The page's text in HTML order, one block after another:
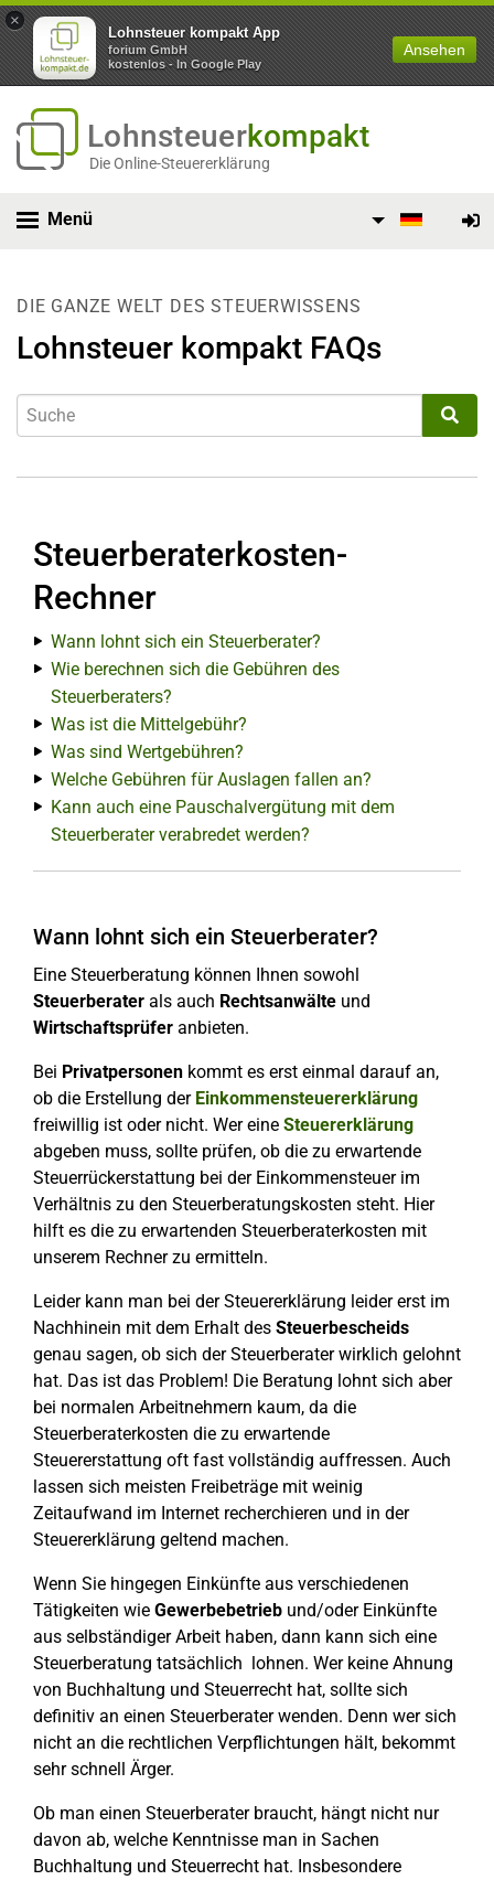
×
Lohnsteuer kompakt App
forium GmbH
kostenlos - In Google Play
Ansehen
Lohnsteuerkompakt
Die Online-Steuererklärung
Menü
DIE GANZE WELT DES STEUERWISSENS
Lohnsteuer kompakt FAQs
Steuerberaterkosten-
Rechner
Wann lohnt sich ein Steuerberater?
Wie berechnen sich die Gebühren des
Steuerberaters?
Was ist die Mittelgebühr?
Was sind Wertgebühren?
Welche Gebühren für Auslagen fallen an?
Kann auch eine Pauschalvergütung mit dem
Steuerberater verabredet werden?
Wann lohnt sich ein Steuerberater?
Eine Steuerberatung können Ihnen sowohl
Steuerberater als auch Rechtsanwälte und
Wirtschaftsprüfer anbieten.
Bei Privatpersonen kommt es erst einmal darauf an,
ob die Erstellung der Einkommensteuererklärung
freiwillig ist oder nicht. Wer eine Steuererklärung
abgeben muss, sollte prüfen, ob die zu erwartende
Steuerrückerstattung bei der Einkommensteuer im
Verhältnis zu den Steuerberatungskosten steht. Hier
hilft es die zu erwartenden Steuerberaterkosten mit
unserem Rechner zu ermitteln.
Leider kann man bei der Steuererklärung leider erst im
Nachhinein mit dem Erhalt des Steuerbescheids
genau sagen, ob sich der Steuerberater wirklich gelohnt
hat. Das ist das Problem! Die Beratung lohnt sich aber
bei normalen Arbeitnehmern kaum, da die
Steuerberaterkosten die zu erwartende
Steuererstattung oft fast vollständig auffressen. Auch
lassen sich meisten Freibeträge mit weinig
Zeitaufwand im Internet recherchieren und in der
Steuererklärung geltend machen.
Wenn Sie hingegen Einkünfte aus verschiedenen
Tätigkeiten wie Gewerbebetrieb und/oder Einkünfte
aus selbständiger Arbeit haben, dann kann sich eine
Steuerberatung tatsächlich lohnen. Wer keine Ahnung
von Buchhaltung und Steuerrecht hat, sollte sich
definitiv an einen Steuerberater wenden. Denn wer sich
nicht an die rechtlichen Verpflichtungen hält, bekommt
sehr schnell Ärger.
Ob man einen Steuerberater braucht, hängt nicht nur
davon ab, welche Kenntnisse man in Sachen
Buchhaltung und Steuerrecht hat. Insbesondere